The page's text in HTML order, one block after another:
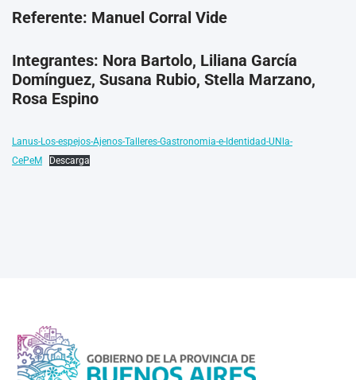
Referente: Manuel Corral Vide
Integrantes: Nora Bartolo, Liliana García
Domínguez, Susana Rubio, Stella Marzano,
Rosa Espino
Lanus-Los-espejos-Ajenos-Talleres-Gastronomia-e-Identidad-UNla-
CePeM
Descarga